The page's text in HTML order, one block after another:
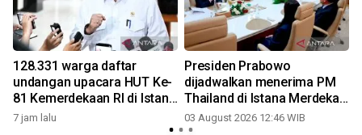
128.331 warga daftar
undangan upacara HUT Ke-
81 Kemerdekaan RI di Istana
Merdeka
7 jam lalu
Presiden Prabowo
dijadwalkan menerima PM
Thailand di Istana Merdeka
Senin sore
03 August 2026 12:46 WIB